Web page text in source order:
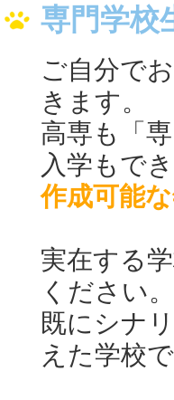
専門学校
ご自分で
きます。
高専も「
入学もで
作成可能
実在する
ください。
既にシナ
えた学校